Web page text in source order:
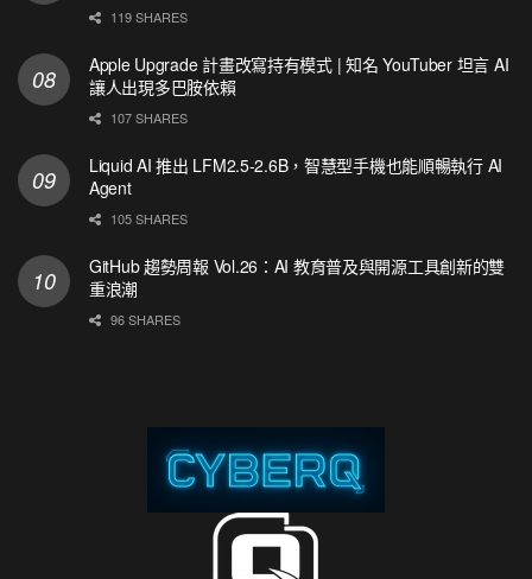
119 SHARES
Apple Upgrade 計畫改寫持有模式 | 知名 YouTuber 坦言 AI
讓人出現多巴胺依賴
107 SHARES
Liquid AI 推出 LFM2.5-2.6B，智慧型手機也能順暢執行 AI
Agent
105 SHARES
GitHub 趨勢周報 Vol.26：AI 教育普及與開源工具創新的雙
重浪潮
96 SHARES